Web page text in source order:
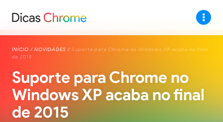
INÍCIO / NOVIDADES / Suporte para Chrome no Windows XP acaba no final
de 2015
Suporte para Chrome no
Windows XP acaba no final
de 2015